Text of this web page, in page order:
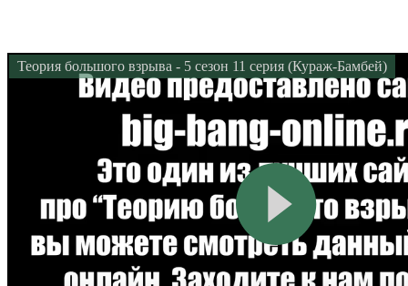
Теория большого взрыва - 5 сезон 11 серия (Кураж-Бамбей)